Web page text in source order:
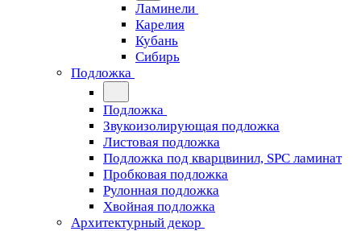
Ламинели
Карелия
Кубань
Сибирь
Подложка
Подложка
Звукоизолирующая подложка
Листовая подложка
Подложка под кварцвинил, SPC ламинат
Пробковая подложка
Рулонная подложка
Хвойная подложка
Архитектурный декор